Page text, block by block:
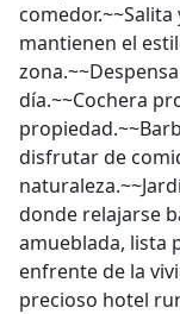
mantienen el
día.~~Cochera
disfrutar de
donde relajarse
amueblada, lista
enfrente de la
precioso hotel